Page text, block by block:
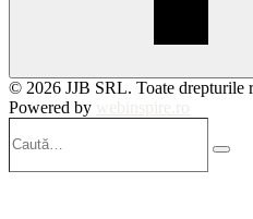
© 2026 JJB SRL. Toate drepturile
Powered by